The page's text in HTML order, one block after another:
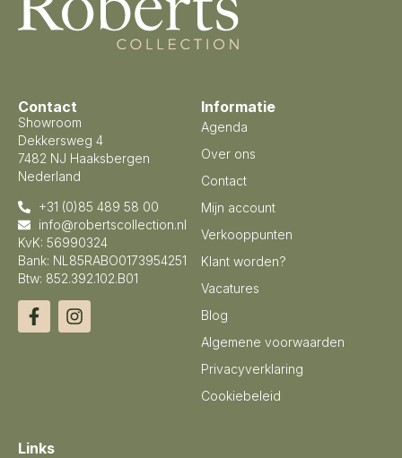
Contact
Showroom
Dekkersweg 4
7482 NJ Haaksbergen
Nederland
+31 (0)85 489 58 00
info@robertscollection.nl
KvK: 56990324
Bank: NL85RABO0173954251
Btw: 852.392.102.B01
Informatie
Agenda
Over ons
Contact
Mijn account
Verkooppunten
Klant worden?
Vacatures
Blog
Algemene voorwaarden
Privacyverklaring
Cookiebeleid
Links